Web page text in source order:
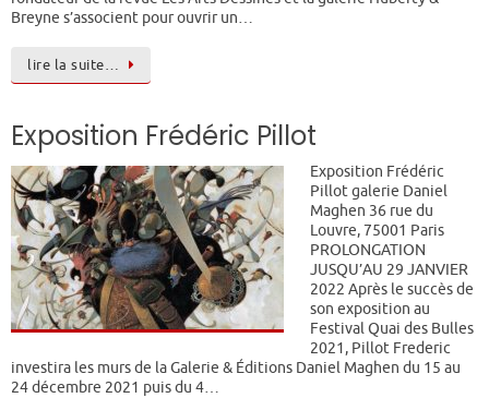
Breyne s’associent pour ouvrir un…
lire la suite…
Exposition Frédéric Pillot
Exposition Frédéric
Pillot galerie Daniel
Maghen 36 rue du
Louvre, 75001 Paris
PROLONGATION
JUSQU’AU 29 JANVIER
2022 Après le succès de
son exposition au
Festival Quai des Bulles
2021, Pillot Frederic
investira les murs de la Galerie & Éditions Daniel Maghen du 15 au
24 décembre 2021 puis du 4…